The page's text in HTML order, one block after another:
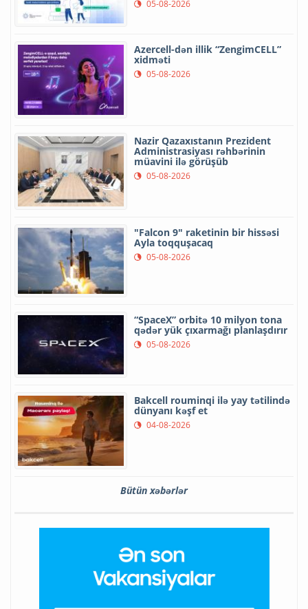
05-08-2026
Azercell-dən illik “ZengimCELL”
xidməti
05-08-2026
Nazir Qazaxıstanın Prezident
Administrasiyası rəhbərinin
müavini ilə görüşüb
05-08-2026
"Falcon 9" raketinin bir hissəsi
Ayla toqquşacaq
05-08-2026
“SpaceX” orbitə 10 milyon tona
qədər yük çıxarmağı planlaşdırır
05-08-2026
Bakcell rouminqi ilə yay tətilində
dünyanı kəşf et
04-08-2026
Bütün xəbərlər